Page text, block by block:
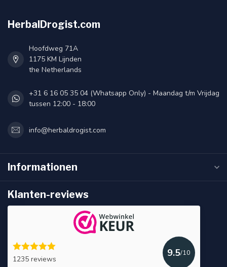
HerbalDrogist.com
Hoofdweg 71A
1175 KM Lijnden
the Netherlands
+31 6 16 05 35 04 (Whatsapp Only) - Maandag t/m Vrijdag
tussen 12:00 - 18:00
info@herbaldrogist.com
Informationen
Klanten-reviews
1235 reviews
9.5/10